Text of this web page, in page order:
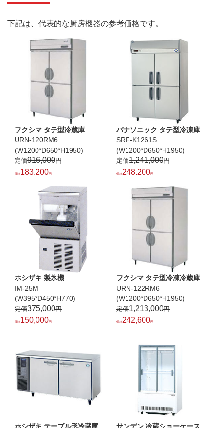
下記は、代表的な厨房機器の参考価格です。
フクシマ タテ型冷蔵庫
URN-120RM6
(W1200*D650*H1950)
916,000
183,200
パナソニック タテ型冷凍庫
SRF-K1261S
(W1200*D650*H1950)
1,241,000
248,200
ホシザキ 製氷機
IM-25M
(W395*D450*H770)
375,000
150,000
フクシマ タテ型冷凍冷蔵庫
URN-122RM6
(W1200*D650*H1950)
1,213,000
242,600
ホシザキ テーブル形冷蔵庫 サンデン 冷蔵ショーケース